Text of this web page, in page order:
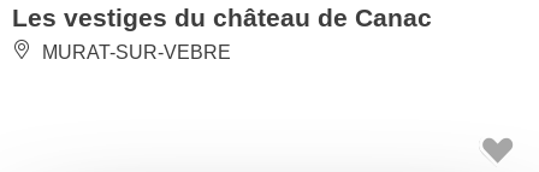
Les vestiges du château de Canac
MURAT-SUR-VEBRE